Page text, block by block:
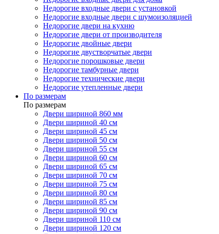
Недорогие входные двери с установкой
Недорогие входные двери с шумоизоляцией
Недорогие двери на кухню
Недорогие двери от производителя
Недорогие двойные двери
Недорогие двустворчатые двери
Недорогие порошковые двери
Недорогие тамбурные двери
Недорогие технические двери
Недорогие утепленные двери
По размерам
По размерам
Двери шириной 860 мм
Двери шириной 40 см
Двери шириной 45 см
Двери шириной 50 см
Двери шириной 55 см
Двери шириной 60 см
Двери шириной 65 см
Двери шириной 70 см
Двери шириной 75 см
Двери шириной 80 см
Двери шириной 85 см
Двери шириной 90 см
Двери шириной 110 см
Двери шириной 120 см